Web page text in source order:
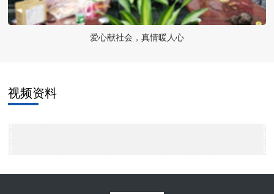
爱心献社会，真情暖人心
视频资料